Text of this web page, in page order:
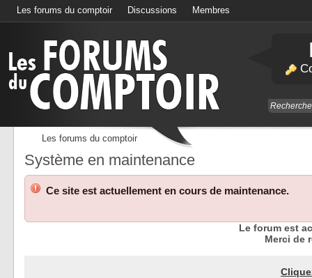
Les forums du comptoir Discussions Membres
Les forums du comptoir
Système en maintenance
Ce site est actuellement en cours de maintenance.
Le forum est
Merci de